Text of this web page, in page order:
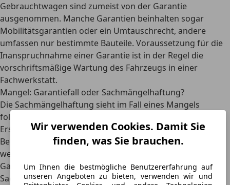
Wir verwenden Cookies. Damit Sie
finden, was Sie brauchen.
Um Ihnen die bestmögliche Benutzererfahrung auf
unseren Angeboten zu bieten, verwenden wir und
Gebrauchtwagen sind zumeistvon der Garantie
ausgenommen. Manche Garantien beinhalten sogar
Mobilitätsgarantien oder ein Umtauschrecht, andere
umfassen nur bestimmte Bauteile. Voraussetzung für die
Inanspruchnahme einer Garantie ist in der Regel die
vorschriftsmäßige Wartung des Fahrzeugs in einer
Fachwerkstatt.
Mangel: Garantiefall oder Sachmängelhaftung?
Die Sachmängelhaftung sieht im Fall eines Mangels
folgende Rechte des Käufers vor:
Ersatzlieferung, Kaufpreisminderung, Rücktritt vom Kauf
Bei einer Garantie gibt es hier weniger Möglichkeiten,
weshalb auf Seiten des Verkäufers zuerst oft vom
Garantiefall die Rede ist.Jedoch haben die Rechte aus der
Sachmängelhaftung neben der Garantie Bestand. Prüfe